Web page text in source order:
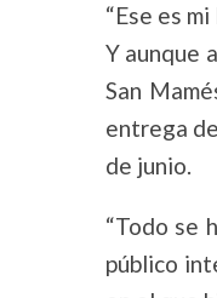
“Ese es
Y aunque
San
entrega
de junio.
“Todo se
público